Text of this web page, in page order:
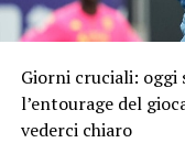
Giorni cruciali:
l’entourage del
vederci chiaro